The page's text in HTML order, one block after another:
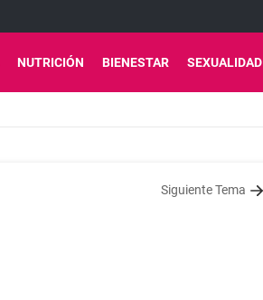
NUTRICIÓN BIENESTAR SEXUALIDAD
Siguiente Tema